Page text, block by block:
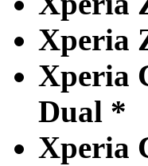
Xperia
Xperia
Dual *
Xperia